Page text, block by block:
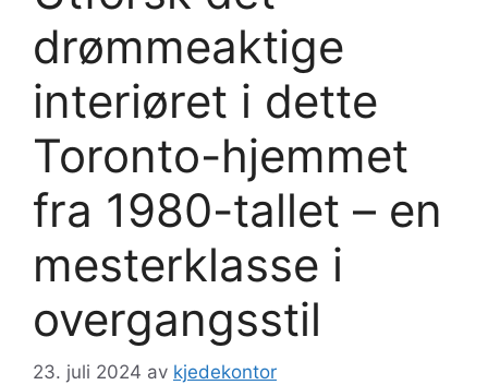
drømmeaktige
interiøret i dette
Toronto-hjemmet
fra 1980-tallet – en
mesterklasse i
overgangsstil
23. juli 2024 av kjedekontor